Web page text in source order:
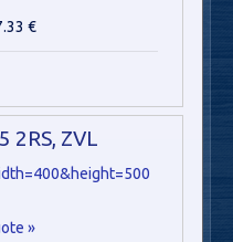
€
2RS, ZVL
»